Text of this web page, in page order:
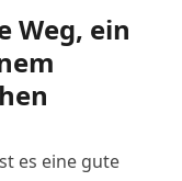
Weg, ein
es eine gute